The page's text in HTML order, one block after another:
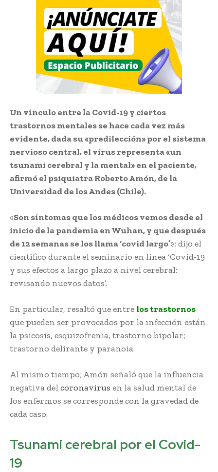
Un vínculo entre la Covid-19 y ciertos
trastornos mentales se hace cada vez más
evidente, dada su «predilección» por el sistema
nervioso central, el virus representa «un
tsunami cerebral y la mental» en el paciente,
afirmó el psiquiatra Roberto Amón, de la
Universidad de los Andes (Chile).
«Son síntomas que los médicos vemos desde el
inicio de la pandemia en Wuhan, y que después
de 12 semanas se los llama ‘covid largo’»; dijo el
científico durante el seminario en línea ‘Covid-19
y sus efectos a largo plazo a nivel cerebral:
revisando nuevos datos’.
En particular, resaltó que entre los trastornos
que pueden ser provocados por la infección están
la psicosis, esquizofrenia, trastorno bipolar;
trastorno delirante y paranoia.
Al mismo tiempo; Amón señaló que la influencia
negativa del coronavirus en la salud mental de
los enfermos se corresponde con la gravedad de
cada caso.
Tsunami cerebral por el Covid-
19